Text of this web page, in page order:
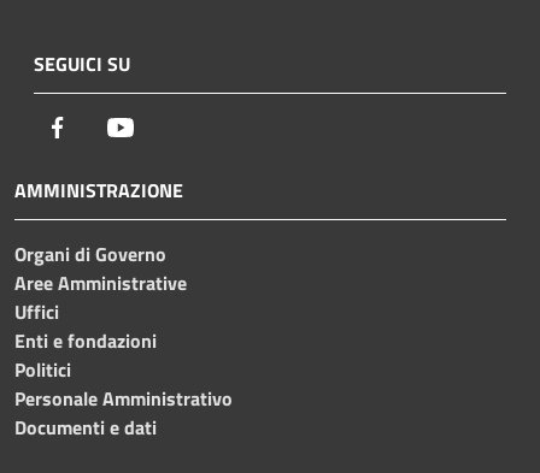
SEGUICI SU
Facebook
AMMINISTRAZIONE
Organi di Governo
Aree Amministrative
Uffici
Enti e fondazioni
Politici
Personale Amministrativo
Documenti e dati